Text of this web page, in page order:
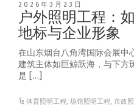
2026年3月23日
户外照明工程：
地标与企业形象
在山东烟台八角湾国际会展中
建筑主体如巨鲸跃海，与下方
是 […]
体育照明工程,场馆照明工程,市政